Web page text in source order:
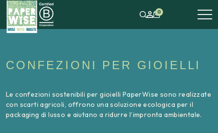
0
CONFEZIONI PER GIOIELLI
Le confezioni sostenibili per gioielli PaperWise sono realizzate
con scarti agricoli, offrono una soluzione ecologica per il
packaging di lusso e aiutano a ridurre l’impronta ambientale.